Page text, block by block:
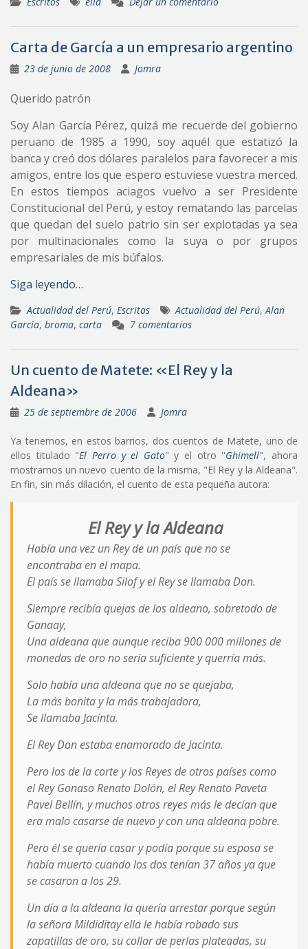
Carta de García a un empresario argentino
23 de junio de 2008 Jomra
Querido patrón
Soy Alan García Pérez, quizá me recuerde del gobierno
peruano de 1985 a 1990, soy aquél que estatizó la
banca y creó dos dólares paralelos para favorecer a mis
amigos, entre los que espero estuviese vuestra merced.
En estos tiempos aciagos vuelvo a ser Presidente
Constitucional del Perú, y estoy rematando las parcelas
que quedan del suelo patrio sin ser explotadas ya sea
por multinacionales como la suya o por grupos
empresariales de mis búfalos.
Siga leyendo…
Actualidad del Perú, Escritos Actualidad del Perú,Alan
García, broma, carta 7 comentarios
Un cuento de Matete: «El Rey y la
Aldeana»
25 de septiembre de 2006 Jomra
Ya tenemos, en estos barrios, dos cuentos de Matete, uno de
ellos titulado "El Perro y el Gato" y el otro "Ghimell", ahora
mostramos un nuevo cuento de la misma, "El Rey y la Aldeana".
En fin, sin más dilación, el cuento de esta pequeña autora:
El Rey y la Aldeana
Había una vez un Rey de un país que no se
encontraba en el mapa.
El país se llamaba Silof y el Rey se llamaba Don.
Siempre recibía quejas de los aldeano, sobretodo de
Ganaay,
Una aldeana que aunque reciba 900 000 millones de
monedas de oro no sería suficiente y querría más.
Solo había una aldeana que no se quejaba,
La más bonita y la más trabajadora,
Se llamaba Jacinta.
El Rey Don estaba enamorado de Jacinta.
Pero los de la corte y los Reyes de otros países como
el Rey Gonaso Renato Dolón, el Rey Renato Paveta
Pavel Bellín, y muchos otros reyes más le decían que
era malo casarse de nuevo y con una aldeana pobre.
Pero él se quería casar y podía porque su esposa se
había muerto cuando los dos tenían 37 años ya que
se casaron a los 29.
Un día a la aldeana la quería arrestar porque según
la señora Mildiditay ella le había robado sus
zapatillas de oro, su collar de perlas plateadas, su